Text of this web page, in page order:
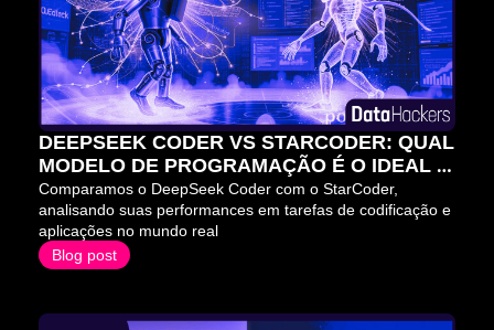
DEEPSEEK CODER VS STARCODER: QUAL
MODELO DE PROGRAMAÇÃO É O IDEAL
PARA VOCÊ?
Comparamos o DeepSeek Coder com o StarCoder,
analisando suas performances em tarefas de codificação e
aplicações no mundo real
Blog post